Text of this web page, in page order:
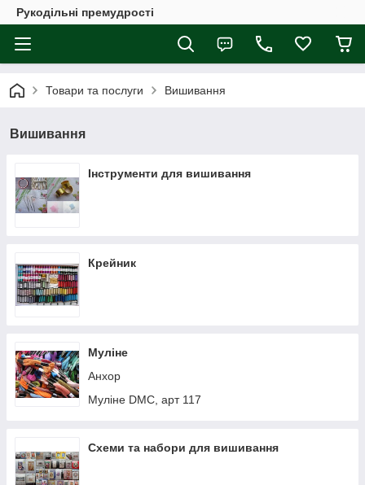
Рукодільні премудрості
Товари та послуги Вишивання
Вишивання
Інструменти для вишивання
Крейник
Муліне
Анхор
Муліне DMC, арт 117
Схеми та набори для вишивання